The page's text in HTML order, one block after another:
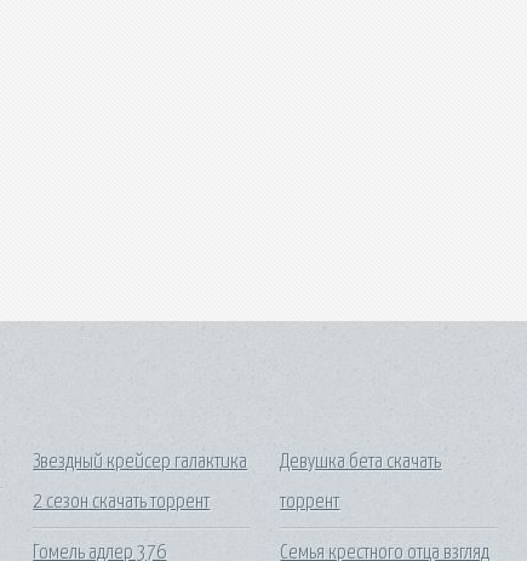
Звездный крейсер галактика
2 сезон скачать торрент
Гомель адлер 376
Девушка бета скачать
торрент
Семья крестного отца взгляд